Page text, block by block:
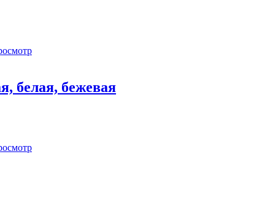
белая, бежевая